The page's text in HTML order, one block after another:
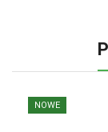
NOWE